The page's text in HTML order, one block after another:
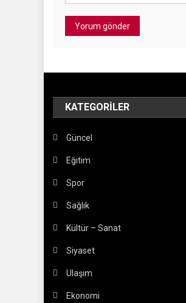
KATEGORILER
Güncel
Eğitim
Spor
Sağlık
Kültür – Sanat
Siyaset
Ulaşım
Ekonomi